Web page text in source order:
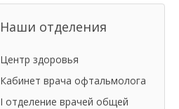
Наши отделения
Центр здоровья
Кабинет врача офтальмолога
I отделение врачей общей